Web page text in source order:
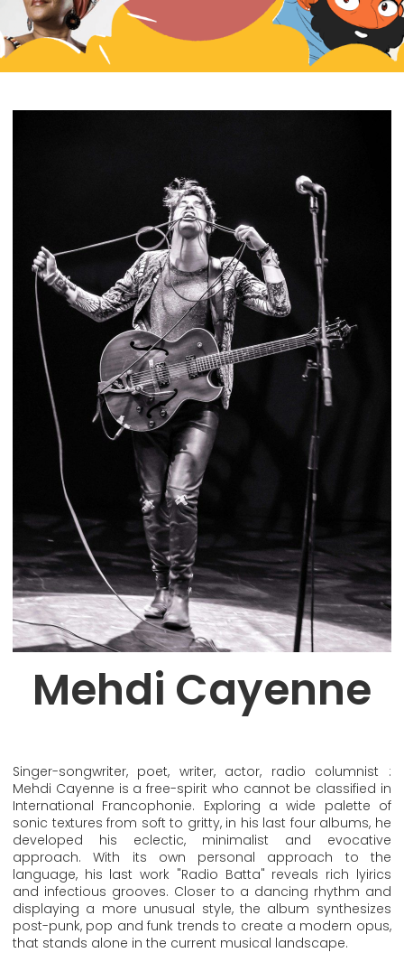
Mehdi Cayenne
Singer-songwriter, poet, writer, actor, radio columnist :
Mehdi Cayenne is a free-spirit who cannot be classified in
International Francophonie. Exploring a wide palette of
sonic textures from soft to gritty, in his last four albums, he
developed his eclectic, minimalist and evocative
approach. With its own personal approach to the
language, his last work "Radio Batta" reveals rich lyirics
and infectious grooves. Closer to a dancing rhythm and
displaying a more unusual style, the album synthesizes
post-punk, pop and funk trends to create a modern opus,
that stands alone in the current musical landscape.